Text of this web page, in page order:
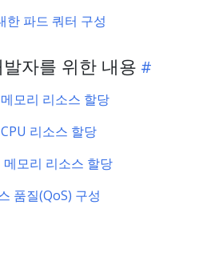
한 파드 쿼터 구성
자를 위한 내용
모리 리소스 할당
리소스 할당
메모리 리소스 할당
품질(QoS) 구성